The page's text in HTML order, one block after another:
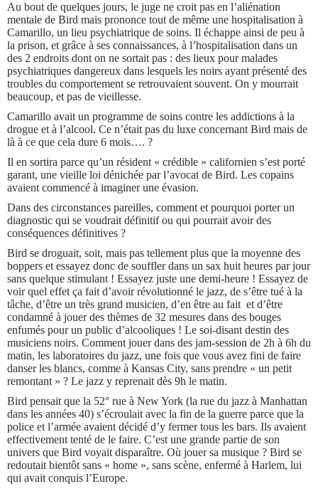
Au bout de quelques jours, le juge ne croit pas en l’aliénation
mentale de Bird mais prononce tout de même une hospitalisation à
Camarillo, un lieu psychiatrique de soins. Il échappe ainsi de peu à
la prison, et grâce à ses connaissances, à l’hospitalisation dans un
des 2 endroits dont on ne sortait pas : des lieux pour malades
psychiatriques dangereux dans lesquels les noirs ayant présenté des
troubles du comportement se retrouvaient souvent. On y mourrait
beaucoup, et pas de vieillesse.
Camarillo avait un programme de soins contre les addictions à la
drogue et à l’alcool. Ce n’était pas du luxe concernant Bird mais de
là à ce que cela dure 6 mois…. ?
Il en sortira parce qu’un résident « crédible » californien s’est porté
garant, une vieille loi dénichée par l’avocat de Bird. Les copains
avaient commencé à imaginer une évasion.
Dans des circonstances pareilles, comment et pourquoi porter un
diagnostic qui se voudrait définitif ou qui pourrait avoir des
conséquences définitives ?
Bird se droguait, soit, mais pas tellement plus que la moyenne des
boppers et essayez donc de souffler dans un sax huit heures par jour
sans quelque stimulant ! Essayez juste une demi-heure ! Essayez de
voir quel effet ça fait d’avoir révolutionné le jazz, de s’être tué à la
tâche, d’être un très grand musicien, d’en être au fait et d’être
condamné à jouer des thèmes de 32 mesures dans des bouges
enfumés pour un public d’alcooliques ! Le soi-disant destin des
musiciens noirs. Comment jouer dans des jam-session de 2h à 6h du
matin, les laboratoires du jazz, une fois que vous avez fini de faire
danser les blancs, comme à Kansas City, sans prendre « un petit
remontant » ? Le jazz y reprenait dès 9h le matin.
Bird pensait que la 52° rue à New York (la rue du jazz à Manhattan
dans les années 40) s’écroulait avec la fin de la guerre parce que la
police et l’armée avaient décidé d’y fermer tous les bars. Ils avaient
effectivement tenté de le faire. C’est une grande partie de son
univers que Bird voyait disparaître. Où jouer sa musique ? Bird se
redoutait bientôt sans « home », sans scène, enfermé à Harlem, lui
qui avait conquis l’Europe.